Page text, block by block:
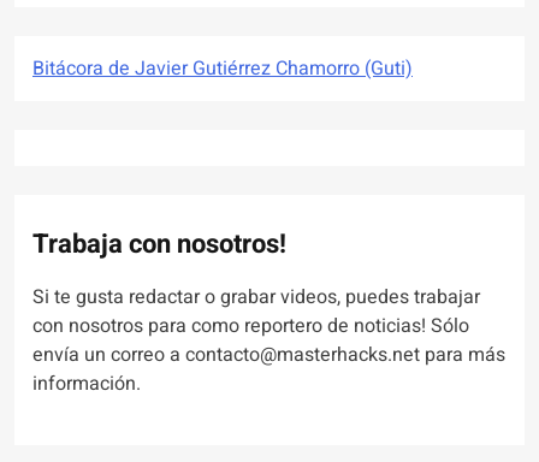
Bitácora de Javier Gutiérrez Chamorro (Guti)
Trabaja con nosotros!
Si te gusta redactar o grabar videos, puedes trabajar
con nosotros para como reportero de noticias! Sólo
envía un correo a contacto@masterhacks.net para más
información.